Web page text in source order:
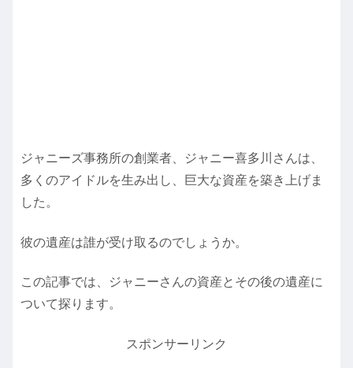
ジャニーズ事務所の創業者、ジャニー喜多川さんは、
多くのアイドルを生み出し、巨大な資産を築き上げま
した。
彼の遺産は誰が受け取るのでしょうか。
この記事では、ジャニーさんの資産とその後の遺産に
ついて探ります。
スポンサーリンク